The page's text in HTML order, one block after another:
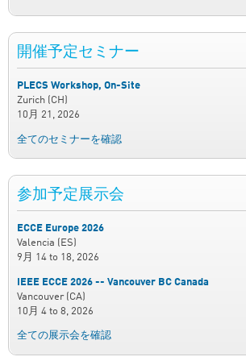
開催予定セミナー
PLECS Workshop, On-Site
Zurich (CH)
10月 21, 2026
全てのセミナーを確認
参加予定展示会
ECCE Europe 2026
Valencia (ES)
9月 14 to 18, 2026
IEEE ECCE 2026 -- Vancouver BC Canada
Vancouver (CA)
10月 4 to 8, 2026
全ての展示会を確認